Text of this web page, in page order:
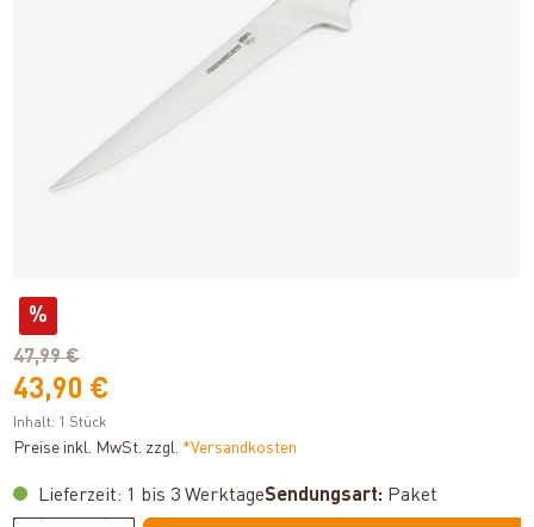
%
47,99 €
43,90 €
Inhalt: 1 Stück
Preise inkl. MwSt. zzgl. *Versandkosten
Lieferzeit: 1 bis 3 WerktageSendungsart: Paket